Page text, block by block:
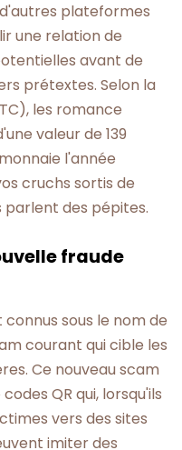
plateformes
une relation de
avant de
prétextes. Selon la
les romance
valeur de 139
l'année
cruchs sortis de
parlent des pépites.
fraude
connus sous le nom de
courant qui cible les
Ce nouveau scam
QR qui, lorsqu'ils
vers des sites
imiter des